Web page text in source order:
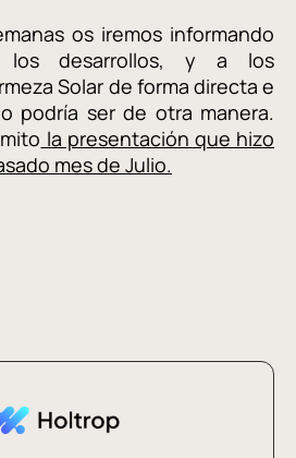
os iremos informando
desarrollos, y a los
Solar de forma directa e
podría ser de otra manera.
la presentación que hizo
mes de Julio.